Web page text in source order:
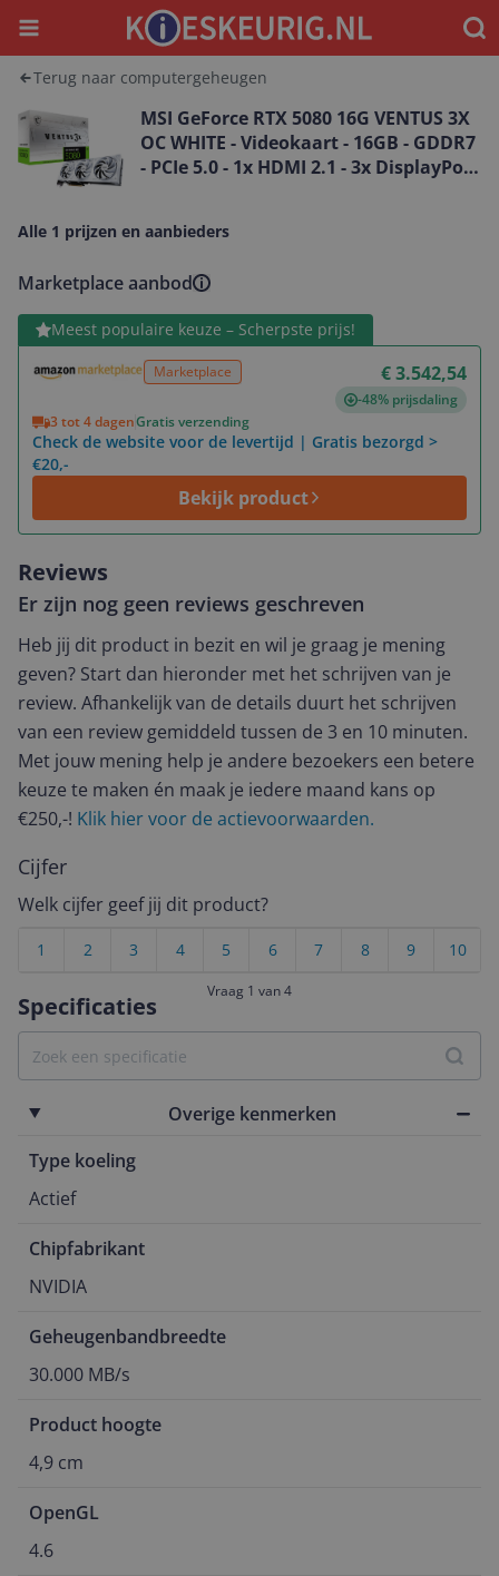
Menu
Terug naar computergeheugen
MSI GeForce RTX 5080 16G VENTUS 3X
OC WHITE - Videokaart - 16GB - GDDR7
- PCIe 5.0 - 1x HDMI 2.1 - 3x DisplayPort
Alle 1 prijzen en aanbieders
Marketplace aanbod
Meest populaire keuze – Scherpste prijs!
Marketplace € 3.542,54
-48% prijsdaling
3 tot 4 dagenGratis verzending
Check de website voor de levertijd | Gratis bezorgd >
€20,-
Bekijk product
Bekijk product
Specificaties
Overige kenmerken
Type koeling
Actief
Chipfabrikant
NVIDIA
Geheugenbandbreedte
30.000 MB/s
Product hoogte
4,9 cm
OpenGL
4.6
Reviews
Er zijn nog geen reviews geschreven
Heb jij dit product in bezit en wil je graag je mening
geven? Start dan hieronder met het schrijven van je
review. Afhankelijk van de details duurt het schrijven
van een review gemiddeld tussen de 3 en 10 minuten.
Met jouw mening help je andere bezoekers een betere
keuze te maken én maak je iedere maand kans op
€250,-! Klik hier voor de actievoorwaarden.
Cijfer
Welk cijfer geef jij dit product?
10
9
8
7
6
5
4
3
2
1
Vraag 1 van 4